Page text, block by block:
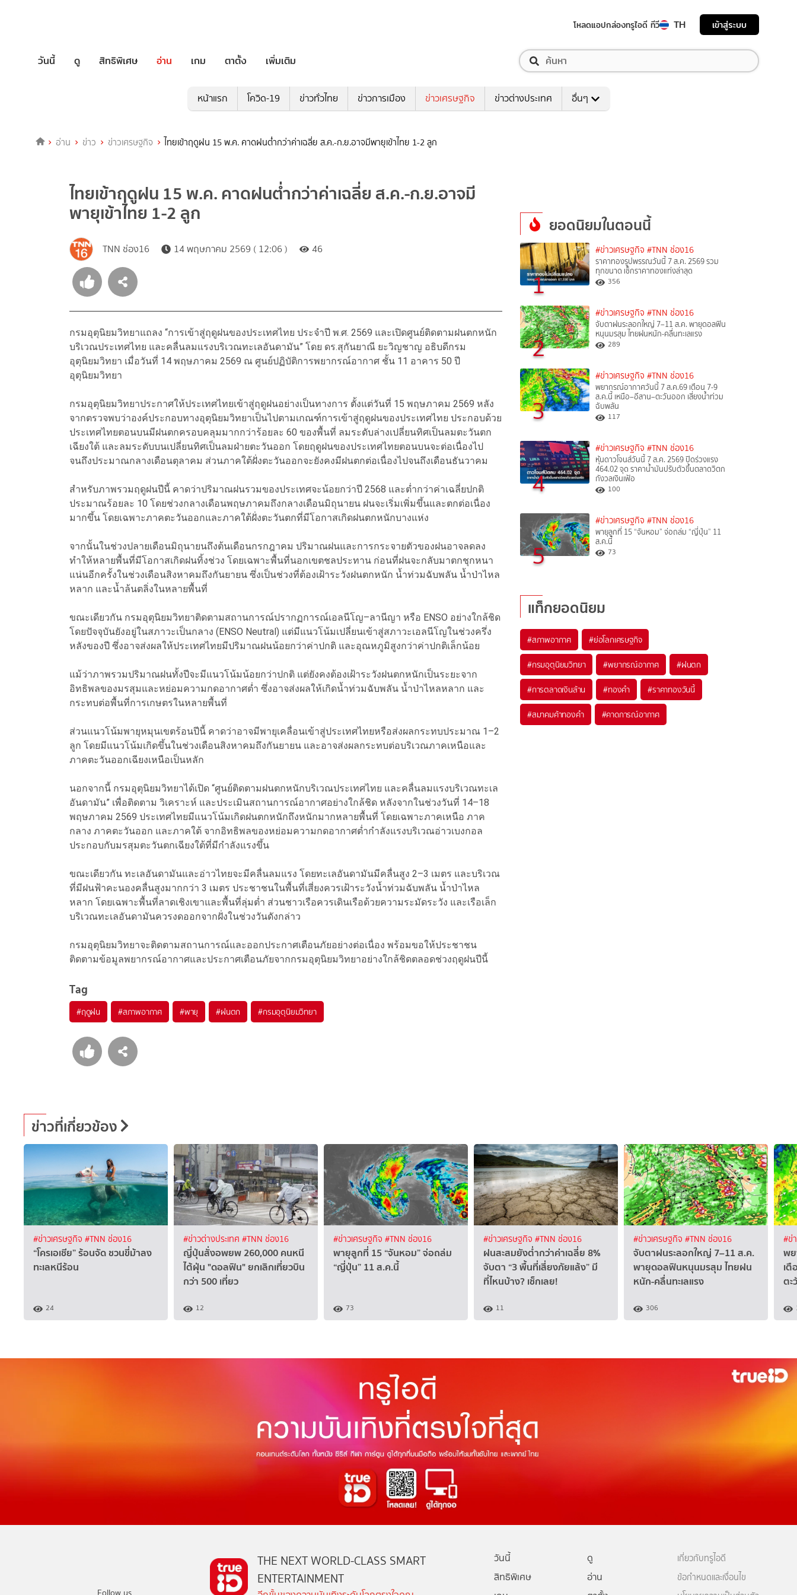
โหลดแอปกล่องทรูไอดี ทีวี TH เข้าสู่ระบบ
วันนี้ ดู สิทธิพิเศษ อ่าน เกม ตาตั้ง เพิ่มเติม
หน้าแรก โควิด-19 ข่าวทั่วไทย ข่าวการเมือง ข่าวเศรษฐกิจ ข่าวต่างประเทศ อื่นๆ
อ่าน ข่าว ข่าวเศรษฐกิจ ไทยเข้าฤดูฝน 15 พ.ค. คาดฝนต่ำกว่าค่าเฉลี่ย ส.ค.-ก.ย.อาจมีพายุเข้าไทย 1-2 ลูก
ไทยเข้าฤดูฝน 15 พ.ค. คาดฝนต่ำกว่าค่าเฉลี่ย ส.ค.-ก.ย.อาจมี
พายุเข้าไทย 1-2 ลูก
TNN ช่อง16 14 พฤษภาคม 2569 ( 12:06 ) 46
กรมอุตุนิยมวิทยาแถลง “การเข้าสู่ฤดูฝนของประเทศไทย ประจำปี พ.ศ. 2569 และเปิดศูนย์ติดตามฝนตกหนัก
บริเวณประเทศไทย และคลื่นลมแรงบริเวณทะเลอันดามัน” โดย ดร.สุกันยาณี ยะวิญชาญ อธิบดีกรม
อุตุนิยมวิทยา เมื่อวันที่ 14 พฤษภาคม 2569 ณ ศูนย์ปฏิบัติการพยากรณ์อากาศ ชั้น 11 อาคาร 50 ปี
อุตุนิยมวิทยา
กรมอุตุนิยมวิทยาประกาศให้ประเทศไทยเข้าสู่ฤดูฝนอย่างเป็นทางการ ตั้งแต่วันที่ 15 พฤษภาคม 2569 หลัง
จากตรวจพบว่าองค์ประกอบทางอุตุนิยมวิทยาเป็นไปตามเกณฑ์การเข้าสู่ฤดูฝนของประเทศไทย ประกอบด้วย
ประเทศไทยตอนบนมีฝนตกครอบคลุมมากกว่าร้อยละ 60 ของพื้นที่ ลมระดับล่างเปลี่ยนทิศเป็นลมตะวันตก
เฉียงใต้ และลมระดับบนเปลี่ยนทิศเป็นลมฝ่ายตะวันออก โดยฤดูฝนของประเทศไทยตอนบนจะต่อเนื่องไป
จนถึงประมาณกลางเดือนตุลาคม ส่วนภาคใต้ฝั่งตะวันออกจะยังคงมีฝนตกต่อเนื่องไปจนถึงเดือนธันวาคม
สำหรับภาพรวมฤดูฝนปีนี้ คาดว่าปริมาณฝนรวมของประเทศจะน้อยกว่าปี 2568 และต่ำกว่าค่าเฉลี่ยปกติ
ประมาณร้อยละ 10 โดยช่วงกลางเดือนพฤษภาคมถึงกลางเดือนมิถุนายน ฝนจะเริ่มเพิ่มขึ้นและตกต่อเนื่อง
มากขึ้น โดยเฉพาะภาคตะวันออกและภาคใต้ฝั่งตะวันตกที่มีโอกาสเกิดฝนตกหนักบางแห่ง
จากนั้นในช่วงปลายเดือนมิถุนายนถึงต้นเดือนกรกฎาคม ปริมาณฝนและการกระจายตัวของฝนอาจลดลง
ทำให้หลายพื้นที่มีโอกาสเกิดฝนทิ้งช่วง โดยเฉพาะพื้นที่นอกเขตชลประทาน ก่อนที่ฝนจะกลับมาตกชุกหนา
แน่นอีกครั้งในช่วงเดือนสิงหาคมถึงกันยายน ซึ่งเป็นช่วงที่ต้องเฝ้าระวังฝนตกหนัก น้ำท่วมฉับพลัน น้ำป่าไหล
หลาก และน้ำล้นตลิ่งในหลายพื้นที่
ขณะเดียวกัน กรมอุตุนิยมวิทยาติดตามสถานการณ์ปรากฏการณ์เอลนีโญ–ลานีญา หรือ ENSO อย่างใกล้ชิด
โดยปัจจุบันยังอยู่ในสภาวะเป็นกลาง (ENSO Neutral) แต่มีแนวโน้มเปลี่ยนเข้าสู่สภาวะเอลนีโญในช่วงครึ่ง
หลังของปี ซึ่งอาจส่งผลให้ประเทศไทยมีปริมาณฝนน้อยกว่าค่าปกติ และอุณหภูมิสูงกว่าค่าปกติเล็กน้อย
แม้ว่าภาพรวมปริมาณฝนทั้งปีจะมีแนวโน้มน้อยกว่าปกติ แต่ยังคงต้องเฝ้าระวังฝนตกหนักเป็นระยะจาก
อิทธิพลของมรสุมและหย่อมความกดอากาศต่ำ ซึ่งอาจส่งผลให้เกิดน้ำท่วมฉับพลัน น้ำป่าไหลหลาก และ
กระทบต่อพื้นที่การเกษตรในหลายพื้นที่
ส่วนแนวโน้มพายุหมุนเขตร้อนปีนี้ คาดว่าอาจมีพายุเคลื่อนเข้าสู่ประเทศไทยหรือส่งผลกระทบประมาณ 1–2
ลูก โดยมีแนวโน้มเกิดขึ้นในช่วงเดือนสิงหาคมถึงกันยายน และอาจส่งผลกระทบต่อบริเวณภาคเหนือและ
ภาคตะวันออกเฉียงเหนือเป็นหลัก
นอกจากนี้ กรมอุตุนิยมวิทยาได้เปิด “ศูนย์ติดตามฝนตกหนักบริเวณประเทศไทย และคลื่นลมแรงบริเวณทะเล
อันดามัน” เพื่อติดตาม วิเคราะห์ และประเมินสถานการณ์อากาศอย่างใกล้ชิด หลังจากในช่วงวันที่ 14–18
พฤษภาคม 2569 ประเทศไทยมีแนวโน้มเกิดฝนตกหนักถึงหนักมากหลายพื้นที่ โดยเฉพาะภาคเหนือ ภาค
กลาง ภาคตะวันออก และภาคใต้ จากอิทธิพลของหย่อมความกดอากาศต่ำกำลังแรงบริเวณอ่าวเบงกอล
ประกอบกับมรสุมตะวันตกเฉียงใต้ที่มีกำลังแรงขึ้น
ขณะเดียวกัน ทะเลอันดามันและอ่าวไทยจะมีคลื่นลมแรง โดยทะเลอันดามันมีคลื่นสูง 2–3 เมตร และบริเวณ
ที่มีฝนฟ้าคะนองคลื่นสูงมากกว่า 3 เมตร ประชาชนในพื้นที่เสี่ยงควรเฝ้าระวังน้ำท่วมฉับพลัน น้ำป่าไหล
หลาก โดยเฉพาะพื้นที่ลาดเชิงเขาและพื้นที่ลุ่มต่ำ ส่วนชาวเรือควรเดินเรือด้วยความระมัดระวัง และเรือเล็ก
บริเวณทะเลอันดามันควรงดออกจากฝั่งในช่วงวันดังกล่าว
กรมอุตุนิยมวิทยาจะติดตามสถานการณ์และออกประกาศเตือนภัยอย่างต่อเนื่อง พร้อมขอให้ประชาชน
ติดตามข้อมูลพยากรณ์อากาศและประกาศเตือนภัยจากกรมอุตุนิยมวิทยาอย่างใกล้ชิดตลอดช่วงฤดูฝนปีนี้
Tag
#ฤดูฝน #สภาพอากาศ #พายุ #ฝนตก #กรมอุตุนิยมวิทยา
ยอดนิยมในตอนนี้
1
#ข่าวเศรษฐกิจ #TNN ช่อง16
ราคาทองรูปพรรณวันนี้ 7 ส.ค. 2569 รวม
ทุกขนาด เช็กราคาทองแท่งล่าสุด
356
2
#ข่าวเศรษฐกิจ #TNN ช่อง16
จับตาฝนระลอกใหญ่ 7–11 ส.ค. พายุดอลฟิน
หนุนมรสุม ไทยฝนหนัก-คลื่นทะเลแรง
289
3
#ข่าวเศรษฐกิจ #TNN ช่อง16
พยากรณ์อากาศวันนี้ 7 ส.ค.69 เตือน 7-9
ส.ค.นี้ เหนือ–อีสาน–ตะวันออก เสี่ยงน้ำท่วม
ฉับพลัน
117
4
#ข่าวเศรษฐกิจ #TNN ช่อง16
หุ้นดาวโจนส์วันนี้ 7 ส.ค. 2569 ปิดร่วงแรง
464.02 จุด ราคาน้ำมันปรับตัวขึ้นตลาดวิตก
กังวลเงินเฟ้อ
100
5
#ข่าวเศรษฐกิจ #TNN ช่อง16
พายุลูกที่ 15 “จันหอม” จ่อถล่ม “ญี่ปุ่น” 11
ส.ค.นี้
73
แท็กยอดนิยม
#สภาพอากาศ #ย่อโลกเศรษฐกิจ
#กรมอุตุนิยมวิทยา #พยากรณ์อากาศ #ฝนตก
#การตลาดเงินล้าน #ทองคำ #ราคาทองวันนี้
#สมาคมค้าทองคำ #คาดการณ์อากาศ
ข่าวที่เกี่ยวข้อง
#ข่าวเศรษฐกิจ #TNN ช่อง16
“โครเอเชีย” ร้อนจัด ชวนขี่ม้าลง
ทะเลหนีร้อน
24
#ข่าวต่างประเทศ #TNN ช่อง16
ญี่ปุ่นสั่งอพยพ 260,000 คนหนี
ไต้ฝุ่น "ดอลฟิน" ยกเลิกเที่ยวบิน
กว่า 500 เที่ยว
12
#ข่าวเศรษฐกิจ #TNN ช่อง16
พายุลูกที่ 15 “จันหอม” จ่อถล่ม
“ญี่ปุ่น” 11 ส.ค.นี้
73
#ข่าวเศรษฐกิจ #TNN ช่อง16
ฝนสะสมยังต่ำกว่าค่าเฉลี่ย 8%
จับตา “3 พื้นที่เสี่ยงภัยแล้ง” มี
ที่ไหนบ้าง? เช็กเลย!
11
#ข่าวเศรษฐกิจ #TNN ช่อง16
จับตาฝนระลอกใหญ่ 7–11 ส.ค.
พายุดอลฟินหนุนมรสุม ไทยฝน
หนัก-คลื่นทะเลแรง
306
#ข่
พ
เ
ต
THE NEXT WORLD-CLASS SMART
ENTERTAINMENT
วันนี้
ดู
สิทธิพิเศษ
อ่าน
เกี่ยวกับทรูไอดี
ข้อกำหนดและเงื่อนไข